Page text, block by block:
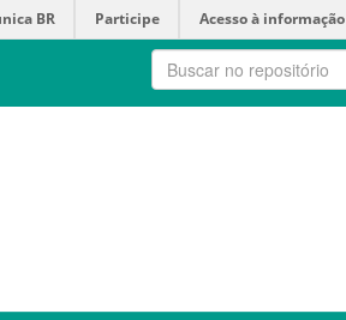
BR Participe Acesso à informação